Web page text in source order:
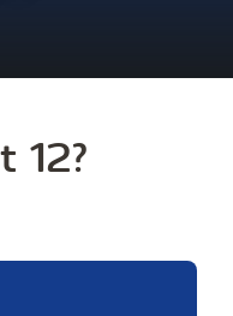
12?